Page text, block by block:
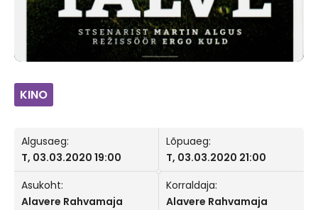
KINO
Algusaeg:
T, 03.03.2020 19:00
Lõpuaeg:
T, 03.03.2020 21:00
Asukoht:
Alavere Rahvamaja
Korraldaja:
Alavere Rahvamaja